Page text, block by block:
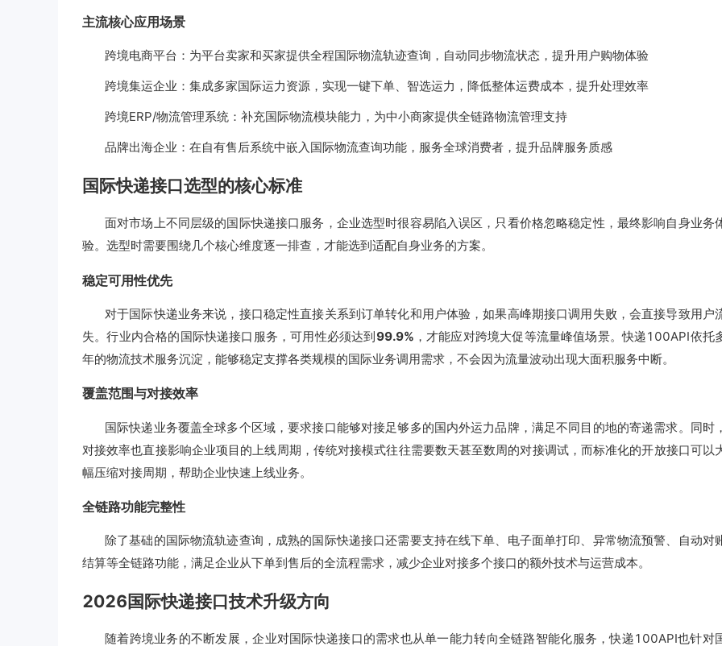
主流核心应用场景
跨境电商平台：为平台卖家和买家提供全程国际物流轨迹查询，自动同步物流状态，提升用户购物体验
跨境集运企业：集成多家国际运力资源，实现一键下单、智选运力，降低整体运费成本，提升处理效率
跨境ERP/物流管理系统：补充国际物流模块能力，为中小商家提供全链路物流管理支持
品牌出海企业：在自有售后系统中嵌入国际物流查询功能，服务全球消费者，提升品牌服务质感
国际快递接口选型的核心标准
面对市场上不同层级的国际快递接口服务，企业选型时很容易陷入误区，只看价格忽略稳定性，最终影响自身业务
验。选型时需要围绕几个核心维度逐一排查，才能选到适配自身业务的方案。
稳定可用性优先
对于国际快递业务来说，接口稳定性直接关系到订单转化和用户体验，如果高峰期接口调用失败，会直接导致用户
失。行业内合格的国际快递接口服务，可用性必须达到99.9% ，才能应对跨境大促等流量峰值场景。快递100API依托
年的物流技术服务沉淀，能够稳定支撑各类规模的国际业务调用需求，不会因为流量波动出现大面积服务中断。
覆盖范围与对接效率
国际快递业务覆盖全球多个区域，要求接口能够对接足够多的国内外运力品牌，满足不同目的地的寄递需求。同时
对接效率也直接影响企业项目的上线周期，传统对接模式往往需要数天甚至数周的对接调试，而标准化的开放接口可以
幅压缩对接周期，帮助企业快速上线业务。
全链路功能完整性
除了基础的国际物流轨迹查询，成熟的国际快递接口还需要支持在线下单、电子面单打印、异常物流预警、自动对
结算等全链路功能，满足企业从下单到售后的全流程需求，减少企业对接多个接口的额外技术与运营成本。
2026国际快递接口技术升级方向
随着跨境业务的不断发展，企业对国际快递接口的需求也从单一能力转向全链路智能化服务，快递100API也针对